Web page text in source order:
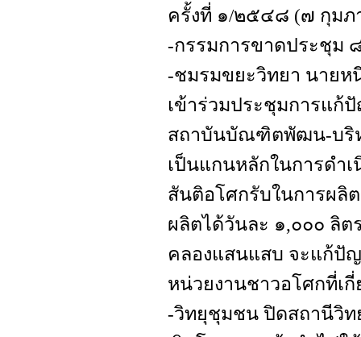
ครั้งที่ ๑/๒๕๔๘ (๗ กุม
-กรรมการขาดประชุม
-ชมรมขยะวิทยา นายห
เข้าร่วมประชุมการแก้
สถาบันบัณฑิตพัฒน-บริห
เป็นแกนหลักในการดำ
สันติอโศกรับในการผลิ
ผลิตได้วันละ ๑,๐๐๐ ลิต
คลองแสนแสบ จะแก้ปั
หน่วยงานชาวอโศกที่เ
-วิทยุชุมชน ปิดสถานีวิท